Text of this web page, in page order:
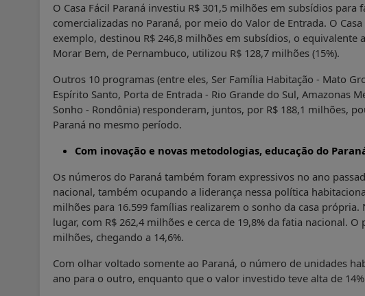
O Casa Fácil Paraná investiu R$ 301,5 milhões em subsídios
comercializadas no Paraná, por meio do Valor de Entrada. O
exemplo, destinou R$ 246,8 milhões em subsídios, o equivalente
Morar Bem, de Pernambuco, utilizou R$ 128,7 milhões (15%).
Outros 10 programas (entre eles, Ser Família Habitação - Mato
Espírito Santo, Porta de Entrada - Rio Grande do Sul, Amazonas
Sonho - Rondônia) responderam, juntos, por R$ 188,1 milhões,
Paraná no mesmo período.
Com inovação e novas metodologias, educação do
Os números do Paraná também foram expressivos no ano
nacional, também ocupando a liderança nessa política
milhões para 16.599 famílias realizarem o sonho da casa
lugar, com R$ 262,4 milhões e cerca de 19,8% da fatia nacional.
milhões, chegando a 14,6%.
Com olhar voltado somente ao Paraná, o número de unidades
ano para o outro, enquanto que o valor investido teve alta de